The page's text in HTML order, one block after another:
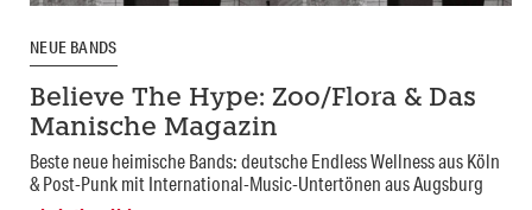
NEUE BANDS
Believe The Hype: Zoo/Flora & Das
Manische Magazin
Beste neue heimische Bands: deutsche Endless Wellness aus Köln
& Post-Punk mit International-Music-Untertönen aus Augsburg